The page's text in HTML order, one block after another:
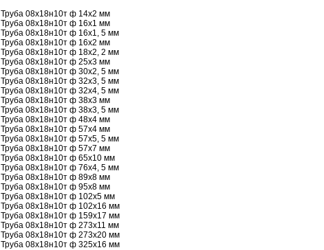
Труба 08х18н10т ф 14х2 мм
Труба 08х18н10т ф 16х1 мм
Труба 08х18н10т ф 16х1, 5 мм
Труба 08х18н10т ф 16х2 мм
Труба 08х18н10т ф 18х2, 2 мм
Труба 08х18н10т ф 25х3 мм
Труба 08х18н10т ф 30х2, 5 мм
Труба 08х18н10т ф 32х3, 5 мм
Труба 08х18н10т ф 32х4, 5 мм
Труба 08х18н10т ф 38х3 мм
Труба 08х18н10т ф 38х3, 5 мм
Труба 08х18н10т ф 48х4 мм
Труба 08х18н10т ф 57х4 мм
Труба 08х18н10т ф 57х5, 5 мм
Труба 08х18н10т ф 57х7 мм
Труба 08х18н10т ф 65х10 мм
Труба 08х18н10т ф 76х4, 5 мм
Труба 08х18н10т ф 89х8 мм
Труба 08х18н10т ф 95х8 мм
Труба 08х18н10т ф 102х5 мм
Труба 08х18н10т ф 102х16 мм
Труба 08х18н10т ф 159х17 мм
Труба 08х18н10т ф 273х11 мм
Труба 08х18н10т ф 273х20 мм
Труба 08х18н10т ф 325х16 мм